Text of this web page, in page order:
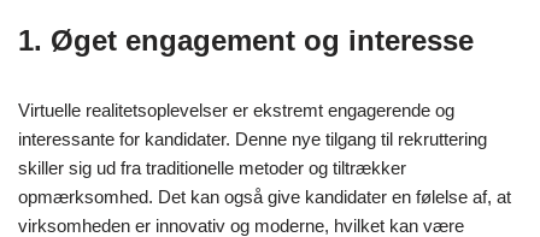
1. Øget engagement og interesse
Virtuelle realitetsoplevelser er ekstremt engagerende og
interessante for kandidater. Denne nye tilgang til rekruttering
skiller sig ud fra traditionelle metoder og tiltrækker
opmærksomhed. Det kan også give kandidater en følelse af, at
virksomheden er innovativ og moderne, hvilket kan være